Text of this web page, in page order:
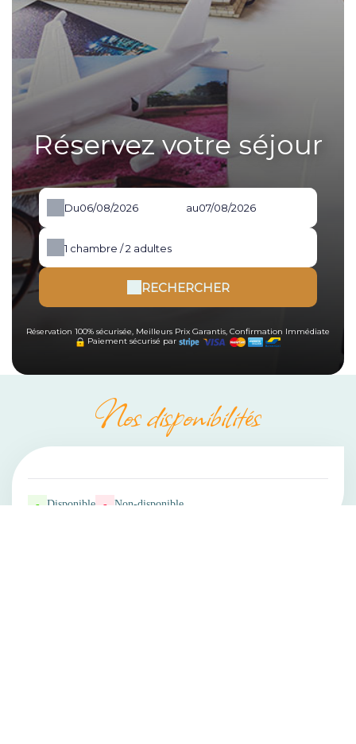
Réservez votre séjour
Du au
1 chambre /2 adultes
RECHERCHER
Réservation 100% sécurisée, Meilleurs Prix Garantis, Confirmation Immédiate
Paiement sécurisé par
Nos disponibilités
- Disponible - Non-disponible